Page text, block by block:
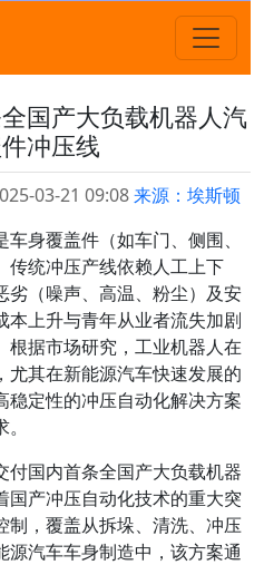
国产大负载机器人汽
冲压线
03-21 09:08来源：埃斯顿
身覆盖件（如车门、侧围、
传统冲压产线依赖人工上下
劣（噪声、高温、粉尘）及安
上升与青年从业者流失加剧
根据市场研究，工业机器人在
其在新能源汽车快速发展的
定性的冲压自动化解决方案
国内首条全国产大负载机器
国产冲压自动化技术的重大突
，覆盖从拆垛、清洗、冲压
汽车车身制造中，该方案通